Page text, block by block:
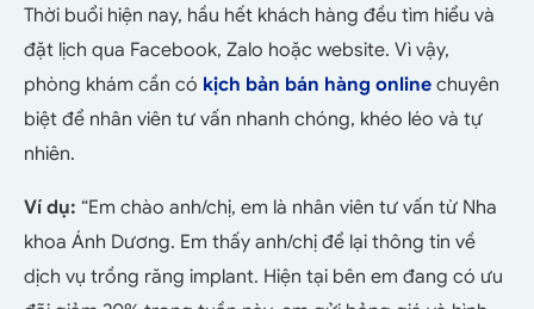
Thời buổi hiện nay, hầu hết khách hàng đều tìm hiểu và
đặt lịch qua Facebook, Zalo hoặc website. Vì vậy,
phòng khám cần có kịch bản bán hàng online chuyên
biệt để nhân viên tư vấn nhanh chóng, khéo léo và tự
nhiên.
Ví dụ: “Em chào anh/chị, em là nhân viên tư vấn từ Nha
khoa Ánh Dương. Em thấy anh/chị để lại thông tin về
dịch vụ trồng răng implant. Hiện tại bên em đang có ưu